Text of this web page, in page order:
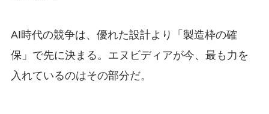
AI時代の競争は、優れた設計より「製造枠の確
保」で先に決まる。エヌビディアが今、最も力を
入れているのはその部分だ。